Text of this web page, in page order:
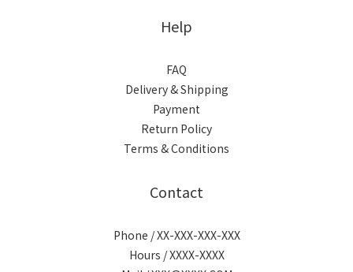
Help
FAQ
Delivery & Shipping
Payment
Return Policy
Terms & Conditions
Contact
Phone / XX-XXX-XXX-XXX
Hours / XXXX-XXXX